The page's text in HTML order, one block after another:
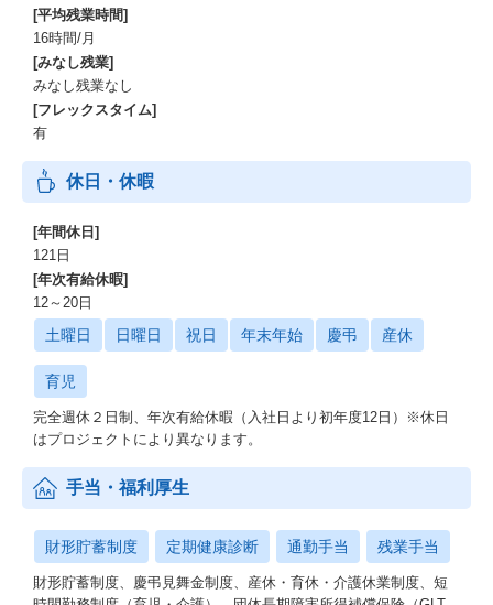
[平均残業時間]
16時間/月
[みなし残業]
みなし残業なし
[フレックスタイム]
有
休日・休暇
[年間休日]
121日
[年次有給休暇]
12～20日
土曜日 日曜日 祝日 年末年始 慶弔 産休
育児
完全週休２日制、年次有給休暇（入社日より初年度12日）※休日
はプロジェクトにより異なります。
手当・福利厚生
財形貯蓄制度 定期健康診断 通勤手当 残業手当
財形貯蓄制度、慶弔見舞金制度、産休・育休・介護休業制度、短